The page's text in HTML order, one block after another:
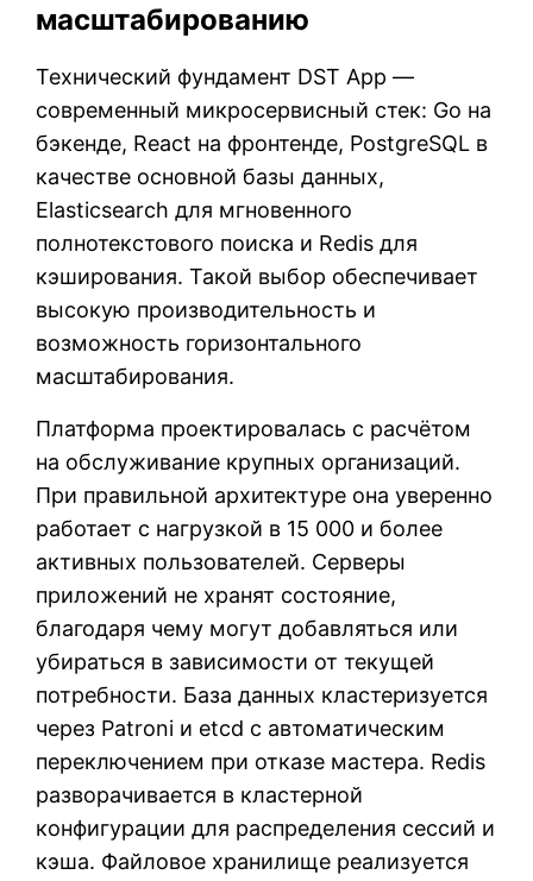
масштабированию
Технический фундамент DST App —
современный микросервисный стек: Go на
бэкенде, React на фронтенде, PostgreSQL в
качестве основной базы данных,
Elasticsearch для мгновенного
полнотекстового поиска и Redis для
кэширования. Такой выбор обеспечивает
высокую производительность и
возможность горизонтального
масштабирования.
Платформа проектировалась с расчётом
на обслуживание крупных организаций.
При правильной архитектуре она уверенно
работает с нагрузкой в 15 000 и более
активных пользователей. Серверы
приложений не хранят состояние,
благодаря чему могут добавляться или
убираться в зависимости от текущей
потребности. База данных кластеризуется
через Patroni и etcd с автоматическим
переключением при отказе мастера. Redis
разворачивается в кластерной
конфигурации для распределения сессий и
кэша. Файловое хранилище реализуется